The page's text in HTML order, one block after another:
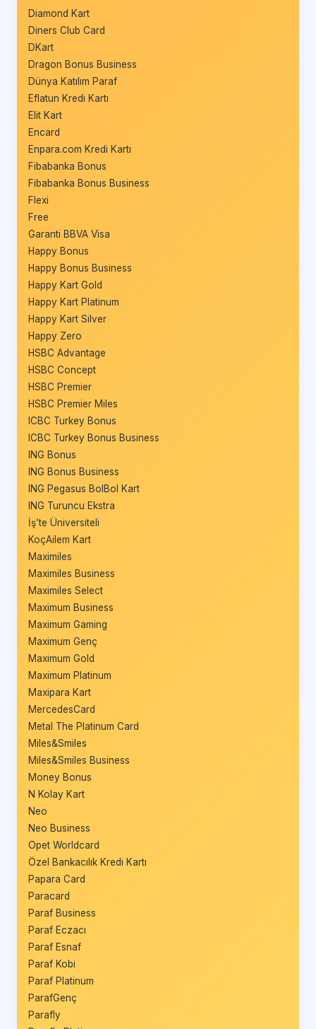
Diamond Kart
Diners Club Card
DKart
Dragon Bonus Business
Dünya Katılım Paraf
Eflatun Kredi Kartı
Elit Kart
Encard
Enpara.com Kredi Kartı
Fibabanka Bonus
Fibabanka Bonus Business
Flexi
Free
Garanti BBVA Visa
Happy Bonus
Happy Bonus Business
Happy Kart Gold
Happy Kart Platinum
Happy Kart Silver
Happy Zero
HSBC Advantage
HSBC Concept
HSBC Premier
HSBC Premier Miles
ICBC Turkey Bonus
ICBC Turkey Bonus Business
ING Bonus
ING Bonus Business
ING Pegasus BolBol Kart
ING Turuncu Ekstra
İş’te Üniversiteli
KoçAilem Kart
Maximiles
Maximiles Business
Maximiles Select
Maximum Business
Maximum Gaming
Maximum Genç
Maximum Gold
Maximum Platinum
Maxipara Kart
MercedesCard
Metal The Platinum Card
Miles&Smiles
Miles&Smiles Business
Money Bonus
N Kolay Kart
Neo
Neo Business
Opet Worldcard
Özel Bankacılık Kredi Kartı
Papara Card
Paracard
Paraf Business
Paraf Eczacı
Paraf Esnaf
Paraf Kobi
Paraf Platinum
ParafGenç
Parafly